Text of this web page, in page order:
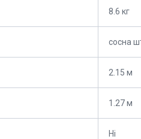
8.6 кг
сосна
2.15 м
1.27 м
Ні